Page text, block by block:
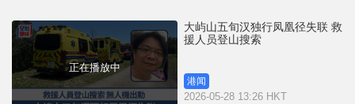
e
正在播放中
大屿山五旬汉独行凤凰径失联 救
援人员登山搜索
港闻
2026-05-28 13:26 HKT